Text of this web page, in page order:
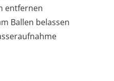
entfernen
Ballen belassen